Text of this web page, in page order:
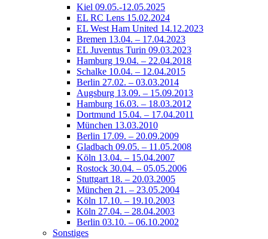
Kiel 09.05.-12.05.2025
EL RC Lens 15.02.2024
EL West Ham United 14.12.2023
Bremen 13.04. – 17.04.2023
EL Juventus Turin 09.03.2023
Hamburg 19.04. – 22.04.2018
Schalke 10.04. – 12.04.2015
Berlin 27.02. – 03.03.2014
Augsburg 13.09. – 15.09.2013
Hamburg 16.03. – 18.03.2012
Dortmund 15.04. – 17.04.2011
München 13.03.2010
Berlin 17.09. – 20.09.2009
Gladbach 09.05. – 11.05.2008
Köln 13.04. – 15.04.2007
Rostock 30.04. – 05.05.2006
Stuttgart 18. – 20.03.2005
München 21. – 23.05.2004
Köln 17.10. – 19.10.2003
Köln 27.04. – 28.04.2003
Berlin 03.10. – 06.10.2002
Sonstiges